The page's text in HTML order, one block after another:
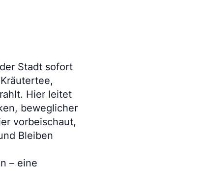
Stadt sofort
Hier leitet
beweglicher
vorbeischaut,
Bleiben
– eine